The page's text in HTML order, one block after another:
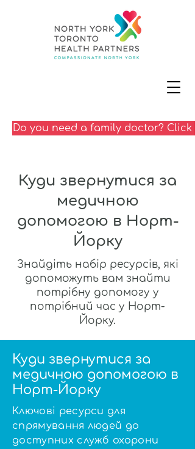
Do you need a family doctor? Click
Куди звернутися за
медичною
допомогою в Норт-
Йорку
Знайдіть набір ресурсів, які
допоможуть вам знайти
потрібну допомогу у
потрібний час у Норт-
Йорку.
Куди звернутися за
медичною допомогою в
Норт-Йорку
Ключові ресурси для
спрямування людей до
доступних служб охорони